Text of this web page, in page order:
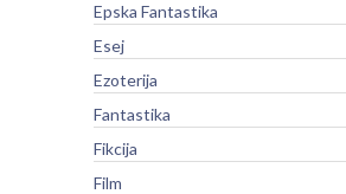
Epska Fantastika
Esej
Ezoterija
Fantastika
Fikcija
Film